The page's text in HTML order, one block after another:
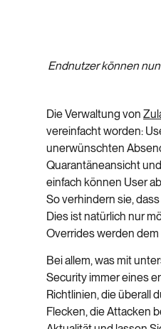
Endnutzer können
Die Verwaltung von
vereinfacht worden:
unerwünschten
Quarantäneansicht
einfach können User
So verhindern sie,
Dies ist natürlich nur
Overrides werden
Bei allem, was mit
Security immer eines
Richtlinien, die überall
Flecken, die Attacken